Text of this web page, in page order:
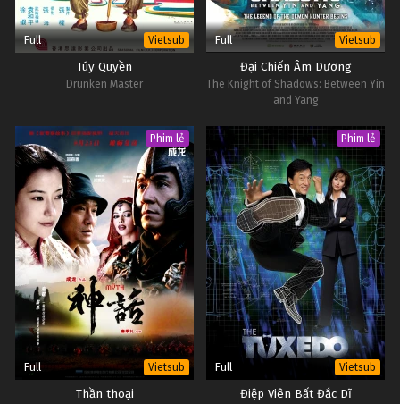
Full Vietsub
Túy Quyền
Drunken Master
Full Vietsub
Đại Chiến Âm Dương
The Knight of Shadows: Between Yin
and Yang
Phim lẻ
Full Vietsub
Thần thoại
Phim lẻ
Full Vietsub
Điệp Viên Bất Đắc Dĩ